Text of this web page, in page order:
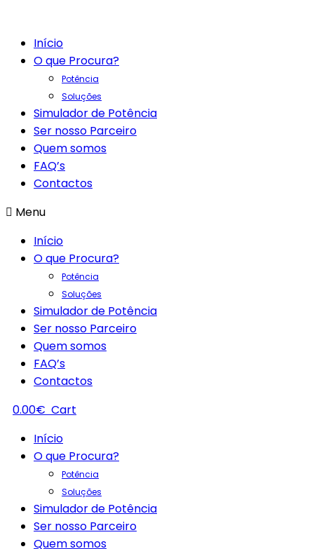
Início
O que Procura?
Potência
Soluções
Simulador de Potência
Ser nosso Parceiro
Quem somos
FAQ’s
Contactos
Menu
Início
O que Procura?
Potência
Soluções
Simulador de Potência
Ser nosso Parceiro
Quem somos
FAQ’s
Contactos
0.00€ Cart
Início
O que Procura?
Potência
Soluções
Simulador de Potência
Ser nosso Parceiro
Quem somos